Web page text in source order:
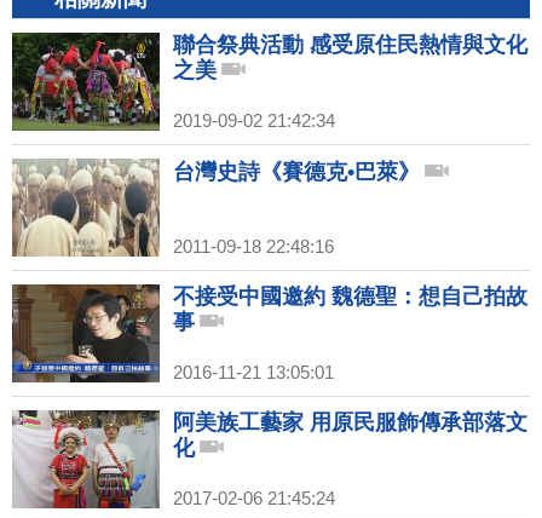
聯合祭典活動 感受原住民熱情與文化
之美
2019-09-02 21:42:34
台灣史詩《賽德克•巴萊》
2011-09-18 22:48:16
不接受中國邀約 魏德聖：想自己拍故
事
2016-11-21 13:05:01
阿美族工藝家 用原民服飾傳承部落文
化
2017-02-06 21:45:24